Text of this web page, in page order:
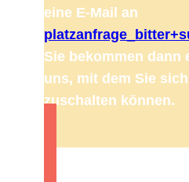
eine E‑Mail an
Sie bekommen dann
uns, mit dem Sie
zuschalten können.